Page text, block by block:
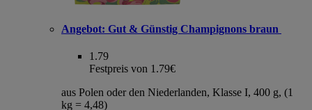
Angebot: Gut & Günstig Champignons braun
1.79
Festpreis von 1.79€
aus Polen oder den Niederlanden, Klasse I, 400 g, (1
kg = 4,48)